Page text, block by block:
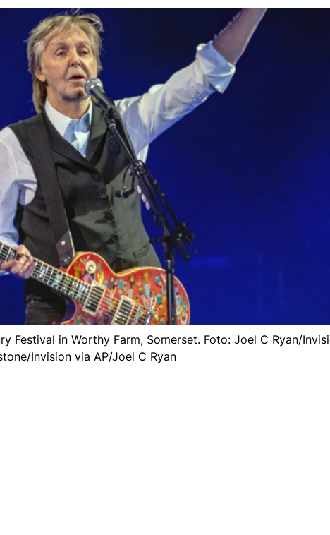
Festival in Worthy Farm, Somerset. Foto: Joel C Ryan/
Invision via AP/Joel C Ryan